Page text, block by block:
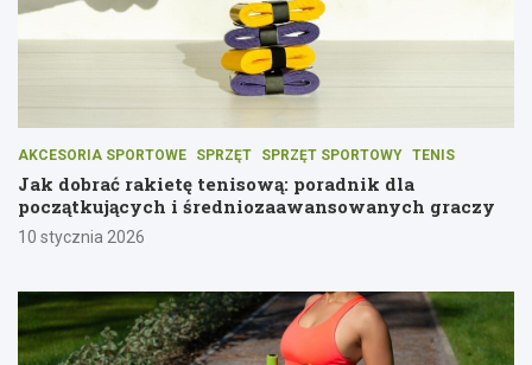
AKCESORIA SPORTOWE SPRZĘT SPRZĘT SPORTOWY TENIS
Jak dobrać rakietę tenisową: poradnik dla
początkujących i średniozaawansowanych graczy
10 stycznia 2026